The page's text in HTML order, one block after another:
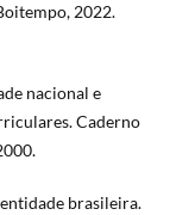
2022.
nacional e
Caderno
brasileira.